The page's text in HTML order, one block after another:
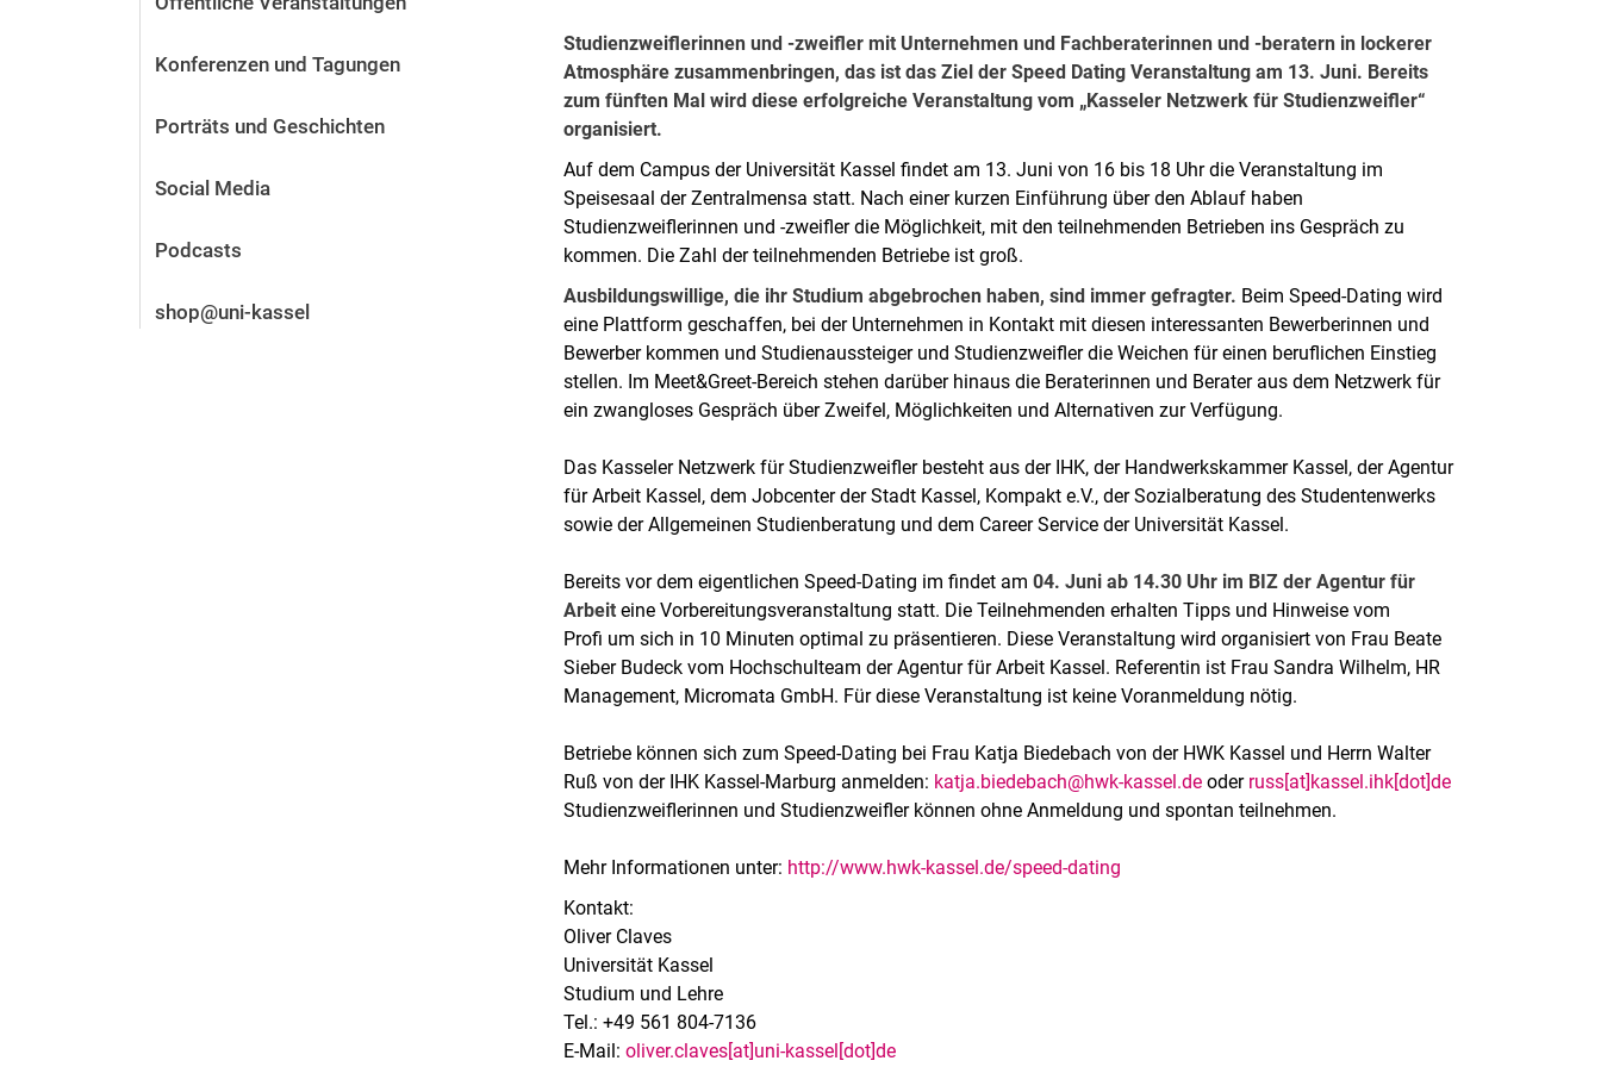
Stellenangebote
Alum­ni und Freunde
Kontakt und Standorte
Konferenzen und Tagungen
Porträts und Geschichten
Social Media
Podcasts
shop@uni-kassel
Studienzweiflerinnen und -zweifler mit Unternehmen und Fachberaterinnen und -beratern in lockerer
Atmosphäre zusammenbringen, das ist das Ziel der Speed Dating Veranstaltung am 13. Juni. Bereits
zum fünften Mal wird diese erfolgreiche Veranstaltung vom „Kasseler Netzwerk für Studienzweifler“
organisiert.
Auf dem Campus der Universität Kassel findet am 13. Juni von 16 bis 18 Uhr die Veranstaltung im
Speisesaal der Zentralmensa statt. Nach einer kurzen Einführung über den Ablauf haben
Studienzweiflerinnen und -zweifler die Möglichkeit, mit den teilnehmenden Betrieben ins Gespräch zu
kommen. Die Zahl der teilnehmenden Betriebe ist groß.
Ausbildungswillige, die ihr Studium abgebrochen haben, sind immer gefragter. Beim Speed-Dating wird
eine Plattform geschaffen, bei der Unternehmen in Kontakt mit diesen interessanten Bewerberinnen und
Bewerber kommen und Studienaussteiger und Studienzweifler die Weichen für einen beruflichen Einstieg
stellen. Im Meet&Greet-Bereich stehen darüber hinaus die Beraterinnen und Berater aus dem Netzwerk für
ein zwangloses Gespräch über Zweifel, Möglichkeiten und Alternativen zur Verfügung.
Das Kasseler Netzwerk für Studienzweifler besteht aus der IHK, der Handwerkskammer Kassel, der Agentur
für Arbeit Kassel, dem Jobcenter der Stadt Kassel, Kompakt e.V., der Sozialberatung des Studentenwerks
sowie der Allgemeinen Studienberatung und dem Career Service der Universität Kassel.
Bereits vor dem eigentlichen Speed-Dating im findet am04. Juni ab 14.30 Uhr im BIZ der Agentur für
Arbeit eine Vorbereitungsveranstaltung statt. Die Teilnehmenden erhalten Tipps und Hinweise vom
Profi um sich in 10 Minuten optimal zu präsentieren. Diese Veranstaltung wird organisiert von Frau Beate
Sieber Budeck vom Hochschulteam der Agentur für Arbeit Kassel. Referentin ist Frau Sandra Wilhelm, HR
Management, Micromata GmbH. Für diese Veranstaltung ist keine Voranmeldung nötig.
Betriebe können sich zum Speed-Dating bei Frau Katja Biedebach von der HWK Kassel und Herrn Walter
Ruß von der IHK Kassel-Marburg anmelden: katja.biedebach@hwk-kassel.de oder russ[at]kassel.ihk[dot]de
Studienzweiflerinnen und Studienzweifler können ohne Anmeldung und spontan teilnehmen.
Mehr Informationen unter: http://www.hwk-kassel.de/speed-dating
Kontakt:
Oliver Claves
Universität Kassel
Studium und Lehre
Tel.: +49 561 804-7136
E-Mail:oliver.claves[at]uni-kassel[dot]de